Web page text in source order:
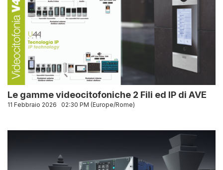
Le gamme videocitofoniche 2 Fili ed IP di AVE
11 Febbraio 2026 02:30 PM (Europe/Rome)